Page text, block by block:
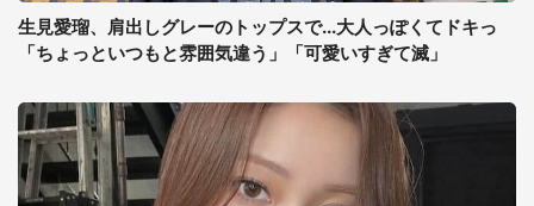
生見愛瑠、肩出しグレーのトップスで...大人っぽくてドキっ
「ちょっといつもと雰囲気違う」「可愛いすぎて滅」